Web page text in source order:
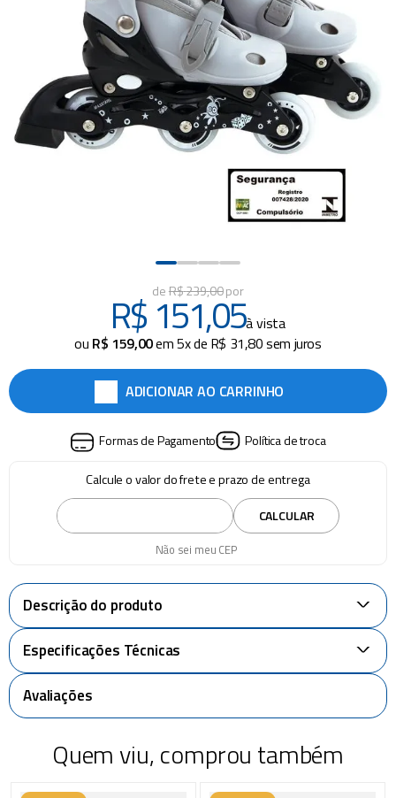
R$239,00
R$151,05à vista
ou R$ 159,00em5x de R$ 31,80sem juros
ADICIONAR AO CARRINHO
Formas de Pagamento Política de troca
Calcule o valor do frete e prazo de entrega
Não sei meu CEP
CALCULAR
Descrição do produto
+
Especificações Técnicas
+
Avaliações
Quem viu, comprou também
cadeira praia
cadeiras